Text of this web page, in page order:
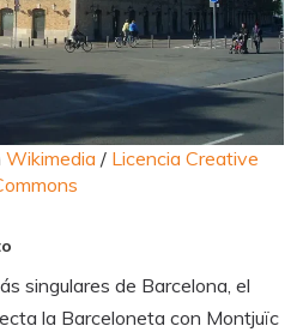
Wikimedia / Licencia Creative
singulares de Barcelona, el
la Barceloneta con Montjuïc